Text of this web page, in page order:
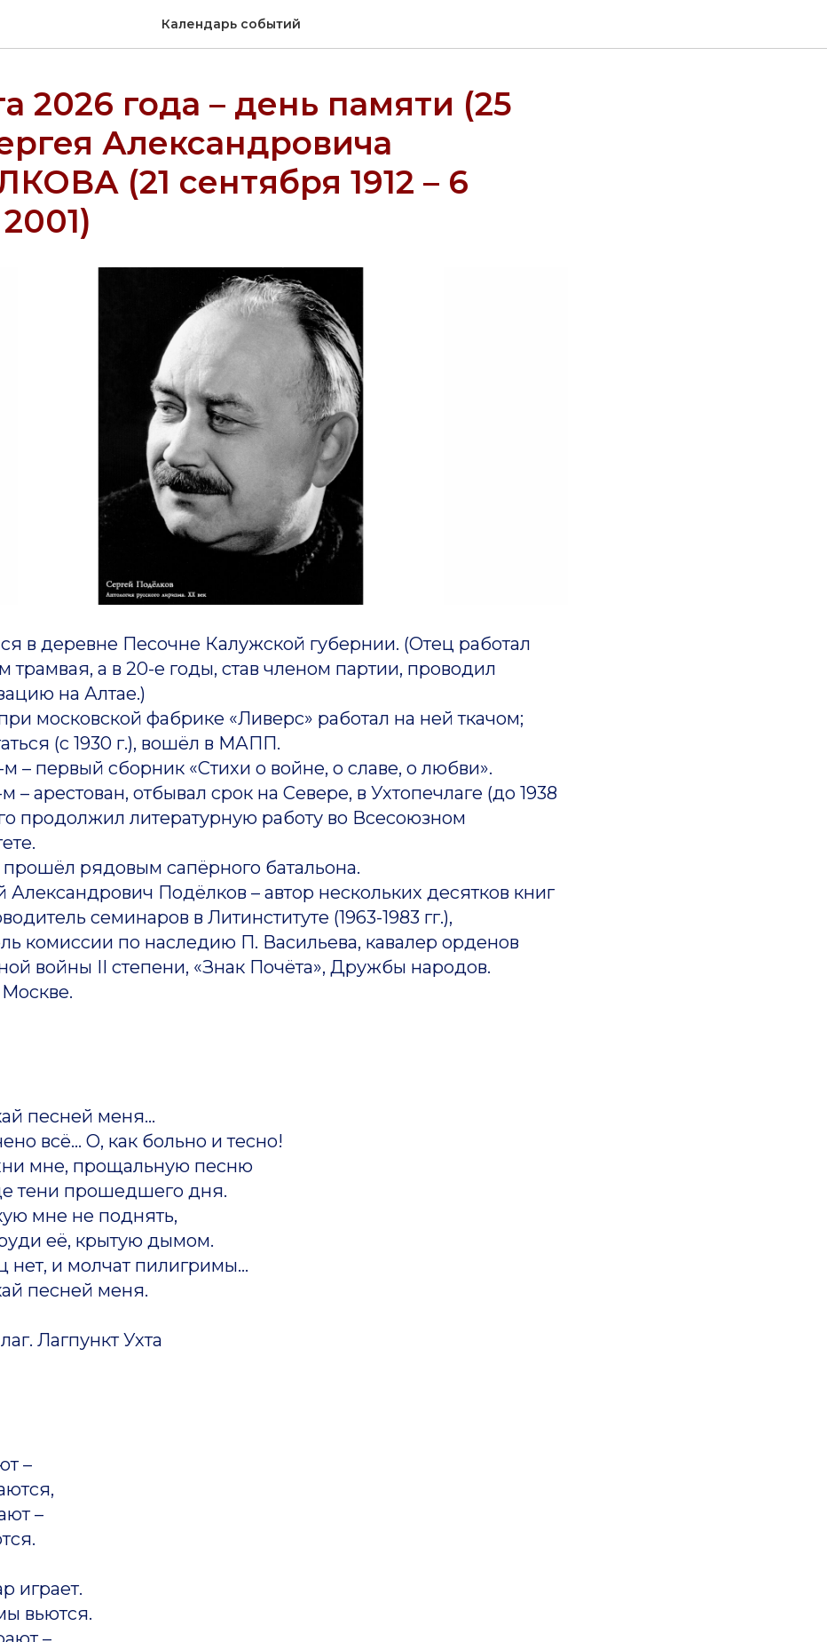
Календарь событий
2026 года – день памяти (25
Александровича
(21 сентября 1912 – 6
деревне Песочне Калужской губернии. (Отец работал
трамвая, а в 20-е годы, став членом партии, проводил
на Алтае.)
московской фабрике «Ливерс» работал на ней ткачом;
(с 1930 г.), вошёл в МАПП.
первый сборник «Стихи о войне, о славе, о любви».
отбывал срок на Севере, в Ухтопечлаге (до 1938
продолжил литературную работу во Всесоюзном
рядовым сапёрного батальона.
Подёлков – автор нескольких десятков книг
семинаров в Литинституте (1963-1983 гг.),
комиссии по наследию П. Васильева, кавалер орденов
войны II степени, «Знак Почёта», Дружбы народов.
песней меня...
всё... О, как больно и тесно!
мне, прощальную песню
тени прошедшего дня.
мне не поднять,
её, крытую дымом.
нет, и молчат пилигримы...
песней меня.
Лагпункт Ухта
–
–
играет.
вьются.